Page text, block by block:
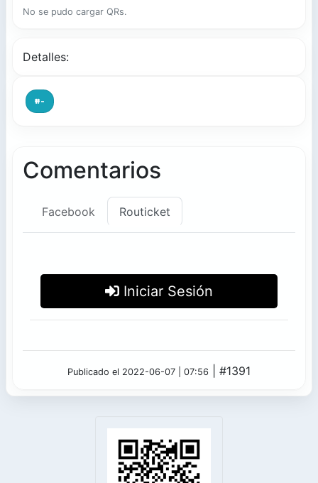
No se pudo cargar QRs.
Detalles:
#-
Comentarios
Facebook Routicket
Iniciar Sesión
Publicado el 2022-06-07 | 07:56 | #1391